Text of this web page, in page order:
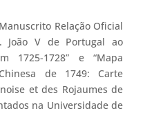
Relação Oficial
João V de Portugal ao
1725-1728” e “Mapa
de 1749: Carte
et des Rojaumes de
na Universidade de